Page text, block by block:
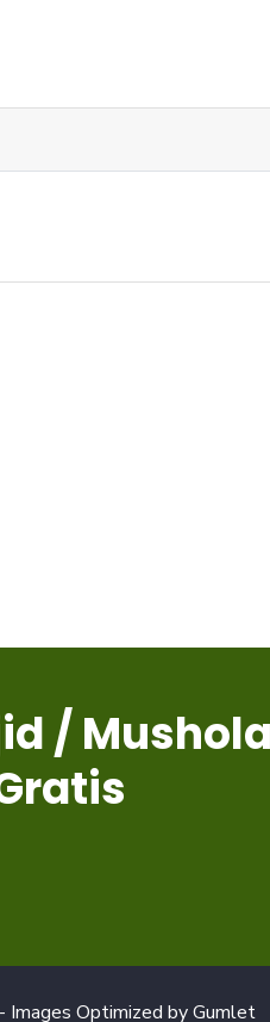
/
- Images Optimized byGumlet